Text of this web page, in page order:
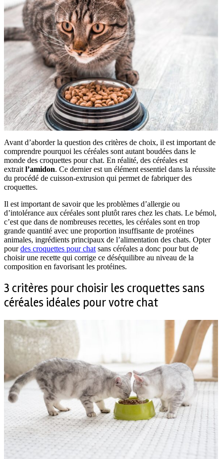
Avant d’aborder la question des critères de choix, il est important de
comprendre pourquoi les céréales sont autant boudées dans le
monde des croquettes pour chat. En réalité, des céréales est
extraitl’amidon. Ce dernier est un élément essentiel dans la réussite
du procédé de cuisson-extrusion qui permet de fabriquer des
croquettes.
Il est important de savoir que les problèmes d’allergie ou
d’intolérance aux céréales sont plutôt rares chez les chats. Le bémol,
c’est que dans de nombreuses recettes, les céréales sont en trop
grande quantité avec une proportion insuffisante de protéines
animales, ingrédients principaux de l’alimentation des chats. Opter
pourdes croquettes pour chatsans céréales a donc pour but de
choisir une recette qui corrige ce déséquilibre au niveau de la
composition en favorisant les protéines.
3 critères pour choisir les croquettes sans
céréales idéales pour votre chat